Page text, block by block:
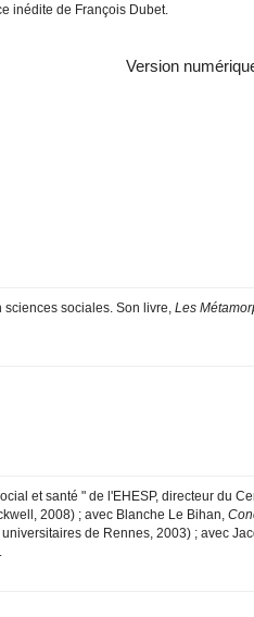
inédite de François Dubet.
Version
sociales. Son livre, Les
et santé " de l'EHESP, directeur du
2008) ; avec Blanche Le Bihan,
de Rennes, 2003) ; avec